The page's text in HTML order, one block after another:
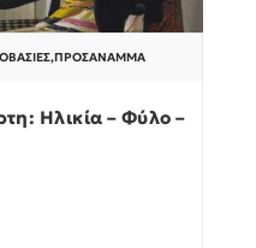
,ΠΡΟΣΆΝΑΜΜΑ
Ηλικία – Φύλο –